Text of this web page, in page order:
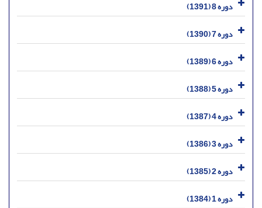
دوره 8 (1391)
دوره 7 (1390)
دوره 6 (1389)
دوره 5 (1388)
دوره 4 (1387)
دوره 3 (1386)
دوره 2 (1385)
دوره 1 (1384)